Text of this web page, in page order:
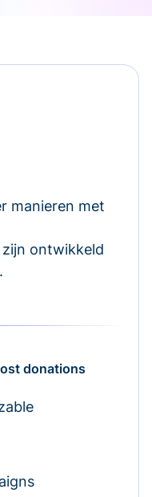
manieren met
ontwikkeld
donations